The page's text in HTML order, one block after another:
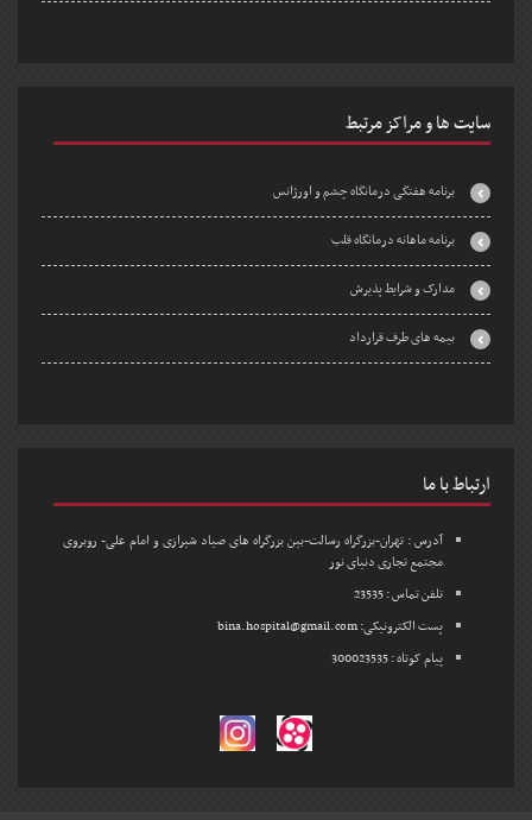
سایت ها و مراکز مرتبط
برنامه هفتگی درمانگاه چشم و اورژانس
برنامه ماهانه درمانگاه قلب
مدارک و شرایط پذیرش
بیمه های طرف قرارداد
ارتباط با ما
آدرس : تهران-بزرگراه رسالت-بین بزرگراه های صیاد شیرازی و امام علی- روبروی
مجتمع تجاری دنیای نور
تلفن تماس : 23535
پست الکترونیکی: bina.hospital@gmail.com
پیام کوتاه : 300023535